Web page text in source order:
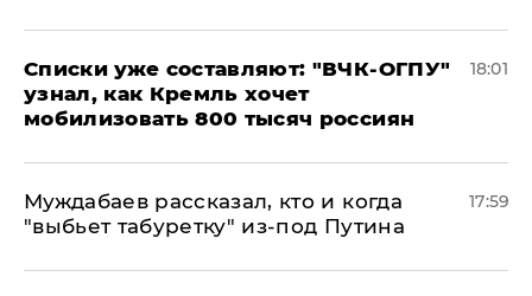
Списки уже составляют: "ВЧК-ОГПУ"
узнал, как Кремль хочет
мобилизовать 800 тысяч россиян
18:01
Муждабаев рассказал, кто и когда
"выбьет табуретку" из-под Путина
17:59